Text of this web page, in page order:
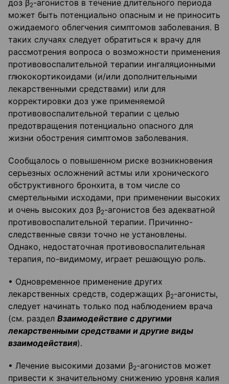
доз β2-агонистов в течение длительного периода
может быть потенциально опасным и не приносить
ожидаемого облегчения симптомов заболевания. В
таких случаях следует обратиться к врачу для
рассмотрения вопроса о возможности применения
противовоспалительной терапии ингаляционными
глюкокортикоидами (и/или дополнительными
лекарственными средствами) или для
корректировки доз уже применяемой
противовоспалительной терапии с целью
предотвращения потенциально опасного для
жизни обострения симптомов заболевания.
Сообщалось о повышенном риске возникновения
серьезных осложнений астмы или хронического
обструктивного бронхита, в том числе со
смертельными исходами, при применении высоких
и очень высоких доз β2-агонистов без адекватной
противовоспалительной терапии. Причинно-
следственные связи точно не установлены.
Однако, недостаточная противовоспалительная
терапия, по-видимому, играет решающую роль.
• Одновременное применение других
лекарственных средств, содержащих β2-агонисты,
следует начинать только под наблюдением врача
(см. раздел Взаимодействие с другими
лекарственными средствами и другие виды
взаимодействия).
• Лечение высокими дозами β2-агонистов может
привести к значительному снижению уровня калия